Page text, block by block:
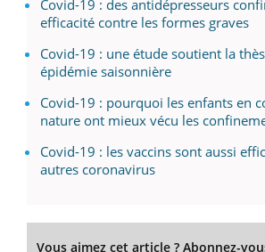
Covid-19 : des antidépresseurs
efficacité contre les formes graves
Covid-19 : une étude soutient la
épidémie saisonnière
Covid-19 : pourquoi les enfants en
nature ont mieux vécu les
Covid-19 : les vaccins sont aussi
autres coronavirus
Vous aimez cet article ? Abonnez-